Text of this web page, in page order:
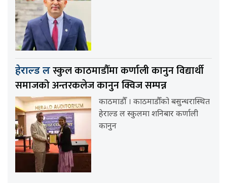
हेराल्ड लस्कुल काठमाडौँमा कर्णाली कानुन विद्यार्थी
समाजको अन्तरकलेज कानुन क्विज सम्पन्न
काठमाडौँ । काठमाडौँको बसुन्धरास्थित
हेराल्ड ल स्कुलमा शनिबार कर्णाली
कानुन